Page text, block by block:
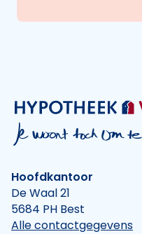
Hoofdkantoor
De Waal 21
5684 PH Best
Alle contactgegevens